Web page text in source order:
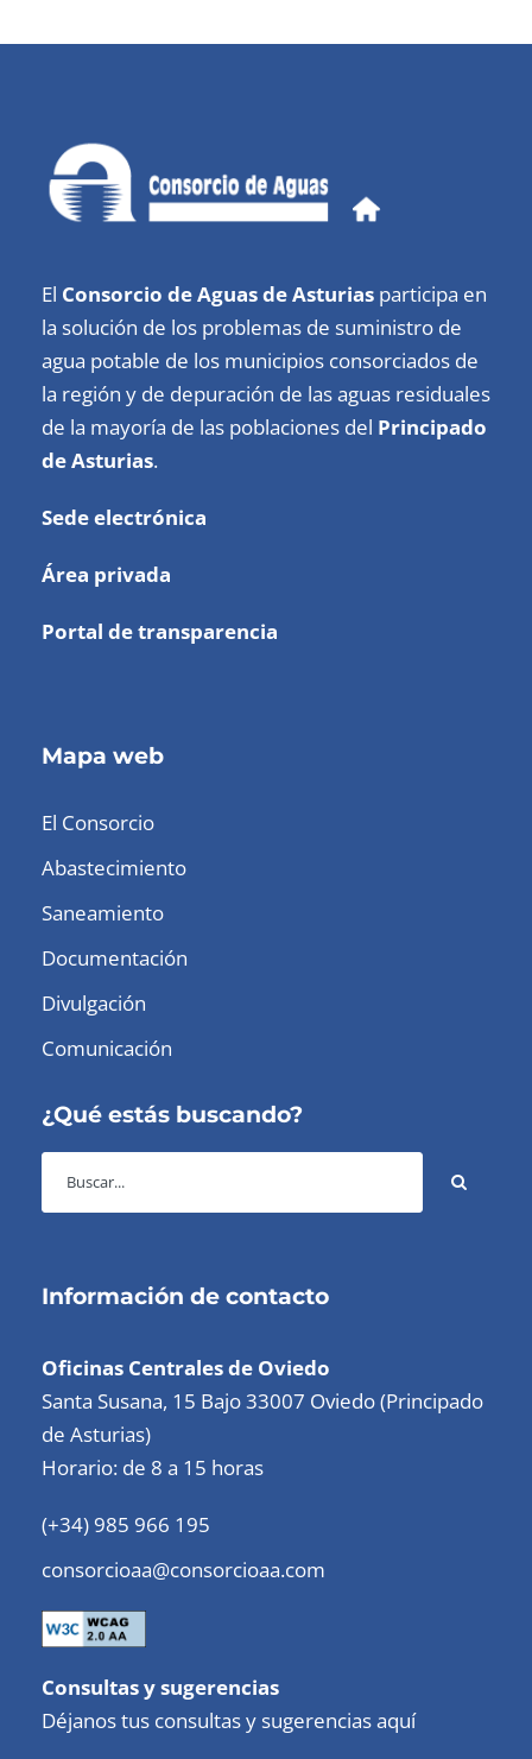
El Consorcio de Aguas de Asturias participa en
la solución de los problemas de suministro de
agua potable de los municipios consorciados de
la región y de depuración de las aguas residuales
de la mayoría de las poblaciones del Principado
de Asturias.
Sede electrónica
Área privada
Portal de transparencia
Mapa web
El Consorcio
Abastecimiento
Saneamiento
Documentación
Divulgación
Comunicación
¿Qué estás buscando?
Información de contacto
Oficinas Centrales de Oviedo
Santa Susana, 15 Bajo 33007 Oviedo (Principado
de Asturias)
Horario: de 8 a 15 horas
(+34) 985 966 195
consorcioaa@consorcioaa.com
Consultas y sugerencias
Déjanos tus consultas y sugerencias aquí